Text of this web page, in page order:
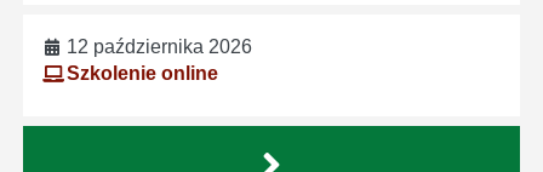
12 października 2026
Szkolenie online